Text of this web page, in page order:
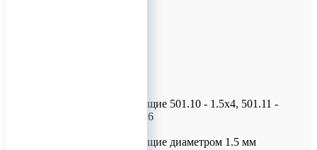
Винты самосверлящие 501.10 - 1.5х4, 501.11 -
1.5х5, 501.12 - 1.5х6
Винты самосверлящие диаметром 1.5 мм